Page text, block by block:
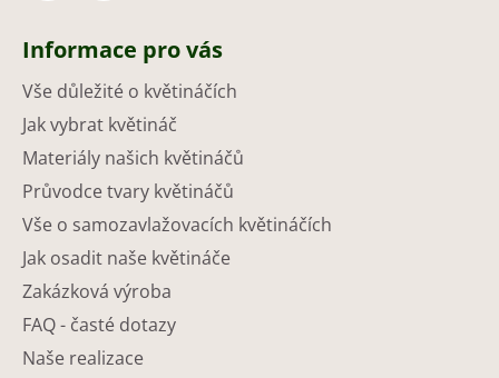
Informace pro vás
Vše důležité o květináčích
Jak vybrat květináč
Materiály našich květináčů
Průvodce tvary květináčů
Vše o samozavlažovacích květináčích
Jak osadit naše květináče
Zakázková výroba
FAQ - časté dotazy
Naše realizace